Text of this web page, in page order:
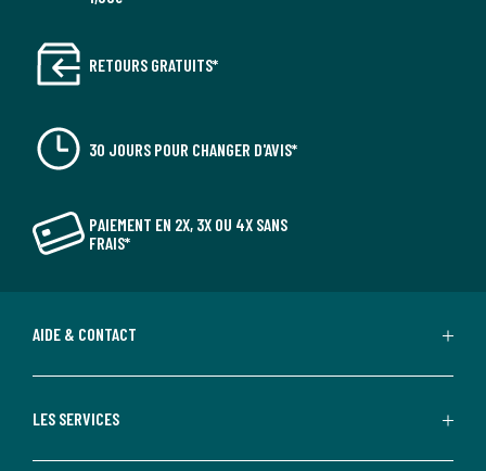
RETOURS GRATUITS*
30 JOURS POUR CHANGER D'AVIS*
PAIEMENT EN 2X, 3X OU 4X SANS
FRAIS*
AIDE & CONTACT
LES SERVICES